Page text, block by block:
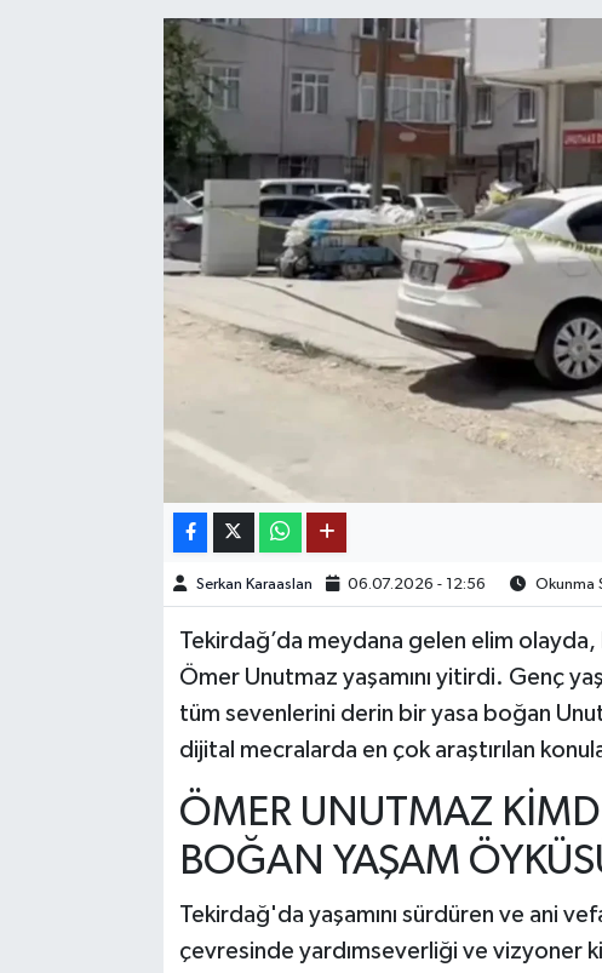
Serkan Karaaslan 06.07.2026 - 12:56 Okunma
Tekirdağ’da meydana gelen elim
Ömer Unutmaz yaşamını yitirdi. Genç
tüm sevenlerini derin bir yasa boğan
dijital mecralarda en çok araştırılan
ÖMER UNUTMAZ
BOĞAN YAŞAM
Tekirdağ'da yaşamını sürdüren ve ani
çevresinde yardımseverliği ve vizyoner
KÜLTÜR SANAT